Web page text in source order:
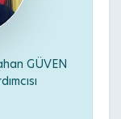
GÜVEN